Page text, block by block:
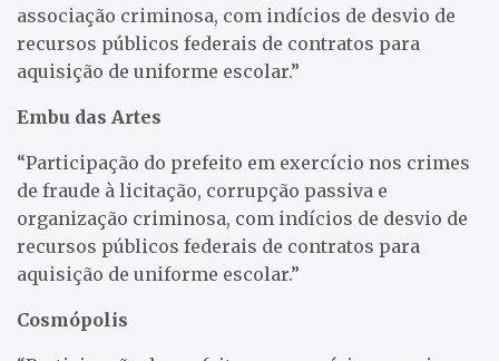
associação criminosa, com indícios de desvio de
recursos públicos federais de contratos para
aquisição de uniforme escolar.”
Embu das Artes
“Participação do prefeito em exercício nos crimes
de fraude à licitação, corrupção passiva e
organização criminosa, com indícios de desvio de
recursos públicos federais de contratos para
aquisição de uniforme escolar.”
Cosmópolis